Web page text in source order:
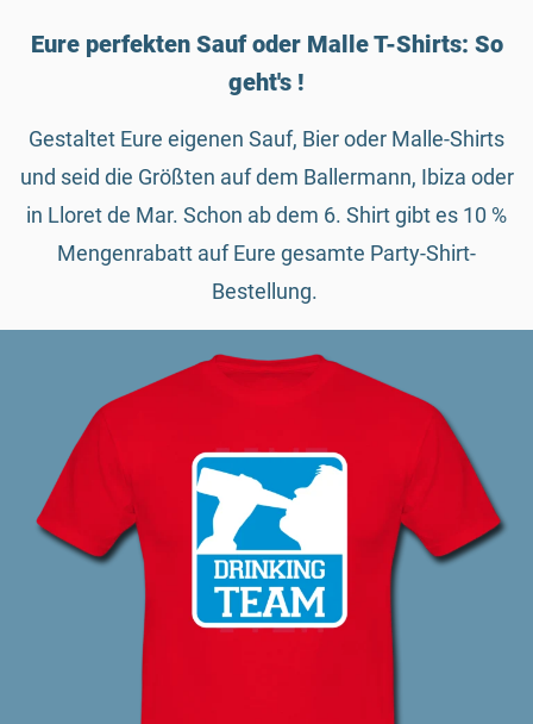
Eure perfekten Sauf oder Malle T-Shirts: So
geht's !
Gestaltet Eure eigenen Sauf, Bier oder Malle-Shirts
und seid die Größten auf dem Ballermann, Ibiza oder
in Lloret de Mar. Schon ab dem 6. Shirt gibt es 10 %
Mengenrabatt auf Eure gesamte Party-Shirt-
Bestellung.